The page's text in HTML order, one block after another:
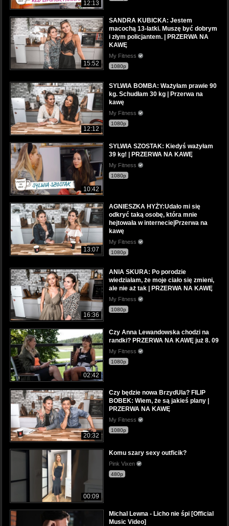
12:13
15:52
SANDRA KUBICKA: Jestem
macochą 13-latki. Muszę być dobrym
i złym policjantem. | PRZERWA NA
KAWĘ
My Fitness
1080p
12:12
SYLWIA BOMBA: Ważyłam prawie 90
kg. Schudłam 30 kg | Przerwa na
kawę
My Fitness
1080p
10:42
SYLWIA SZOSTAK: Kiedyś ważyłam
39 kg! | PRZERWA NA KAWĘ
My Fitness
1080p
13:07
AGNIESZKA HYŻY:Udało mi się
odkryć taką osobę, która mnie
hejtowała w internecie|Przerwa na
kawę
My Fitness
1080p
16:36
ANIA SKURA: Po porodzie
wiedziałam, że moje ciało się zmieni,
ale nie aż tak | PRZERWA NA KAWĘ
My Fitness
1080p
02:42
Czy Anna Lewandowska chodzi na
randki? PRZERWA NA KAWĘ już 8. 09
My Fitness
1080p
20:32
Czy będzie nowa BrzydUla? FILIP
BOBEK: Wiem, że są jakieś plany |
PRZERWA NA KAWĘ
My Fitness
1080p
00:09
Komu szary sexy outficik?
Pink Vixen
480p
Michal Lewna - Licho nie śpi [Official
Music Video]